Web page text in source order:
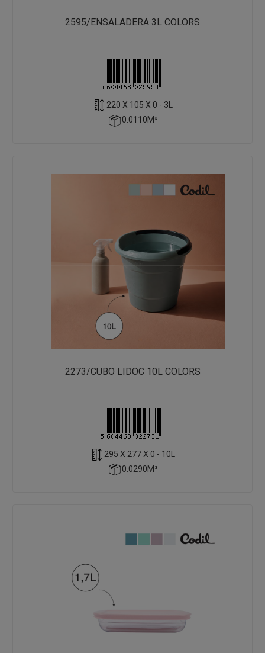
2595/ENSALADERA 3L COLORS
220 X 105 X 0 - 3L
0.0110M³
2273/CUBO LIDOC 10L COLORS
295 X 277 X 0 - 10L
0.0290M³